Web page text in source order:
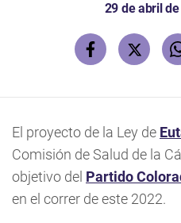
29 de abril
El proyecto de la Ley de
Comisión de Salud de la
objetivo del Partido
en el correr de este 2022.